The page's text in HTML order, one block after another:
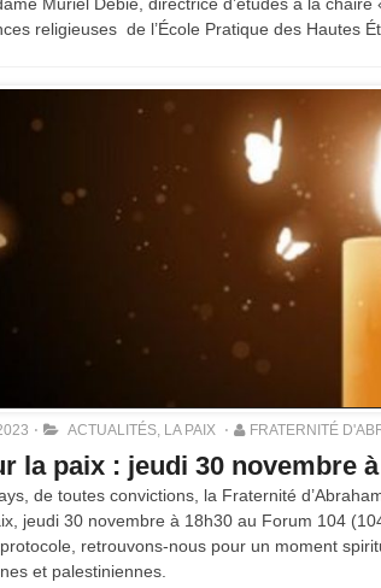
religieuses de l’École Pratique des Hautes
ACTUALITÉS, LA PAIX FRATERNITÉ
la paix : jeudi 30 novembre
de toutes convictions, la Fraternité
jeudi 30 novembre à 18h30 au Forum 104
retrouvons-nous pour un moment
et palestiniennes.